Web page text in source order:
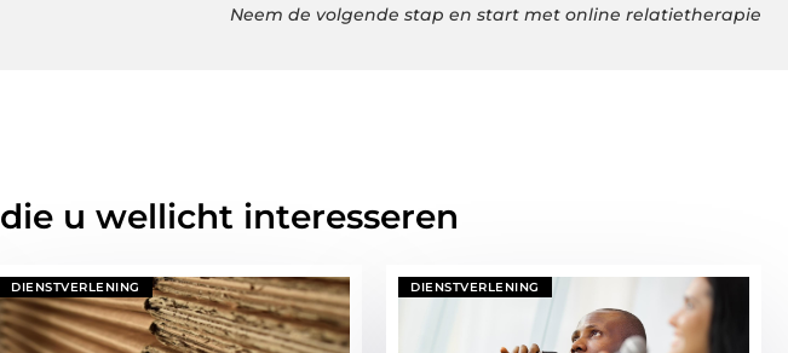
Neem de volgende stap en start met online relatietherapie
die u wellicht interesseren
DIENSTVERLENING DIENSTVERLENING